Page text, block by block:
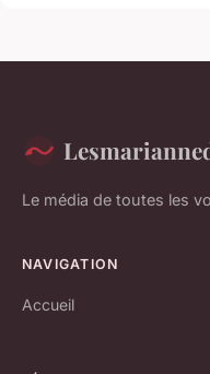
Le média de toutes les
NAVIGATION
Accueil